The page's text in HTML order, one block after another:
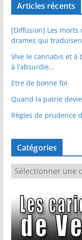
Articles récents
[Diffusion] Les morts
drames qui
Vive le cannabis et à
à l’absurdie…
Etre de bonne foi
Quand la patrie
Règles de prudence
Catégories
a
é
g
o